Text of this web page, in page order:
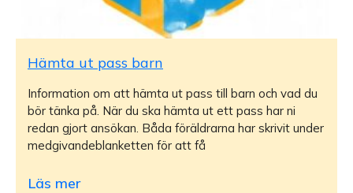
Hämta ut pass barn
Information om att hämta ut pass till barn och vad du
bör tänka på. När du ska hämta ut ett pass har ni
redan gjort ansökan. Båda föräldrarna har skrivit under
medgivandeblanketten för att få
Läs mer